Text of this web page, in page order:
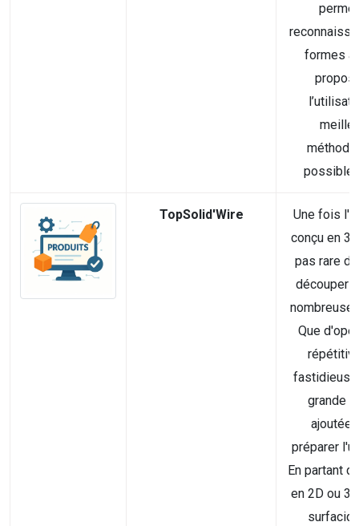
formes
possible
TopSolid'Wire
Une fois
conçu en
pas rare
découper
Que
grande
ajoutée
préparer
En partant
en 2D ou